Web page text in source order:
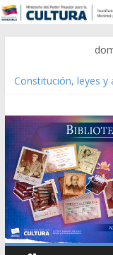
Constitución, leyes y
Modesta Bor
Gaceta Oficial de la
Caracas 09 de
Catálogo temático